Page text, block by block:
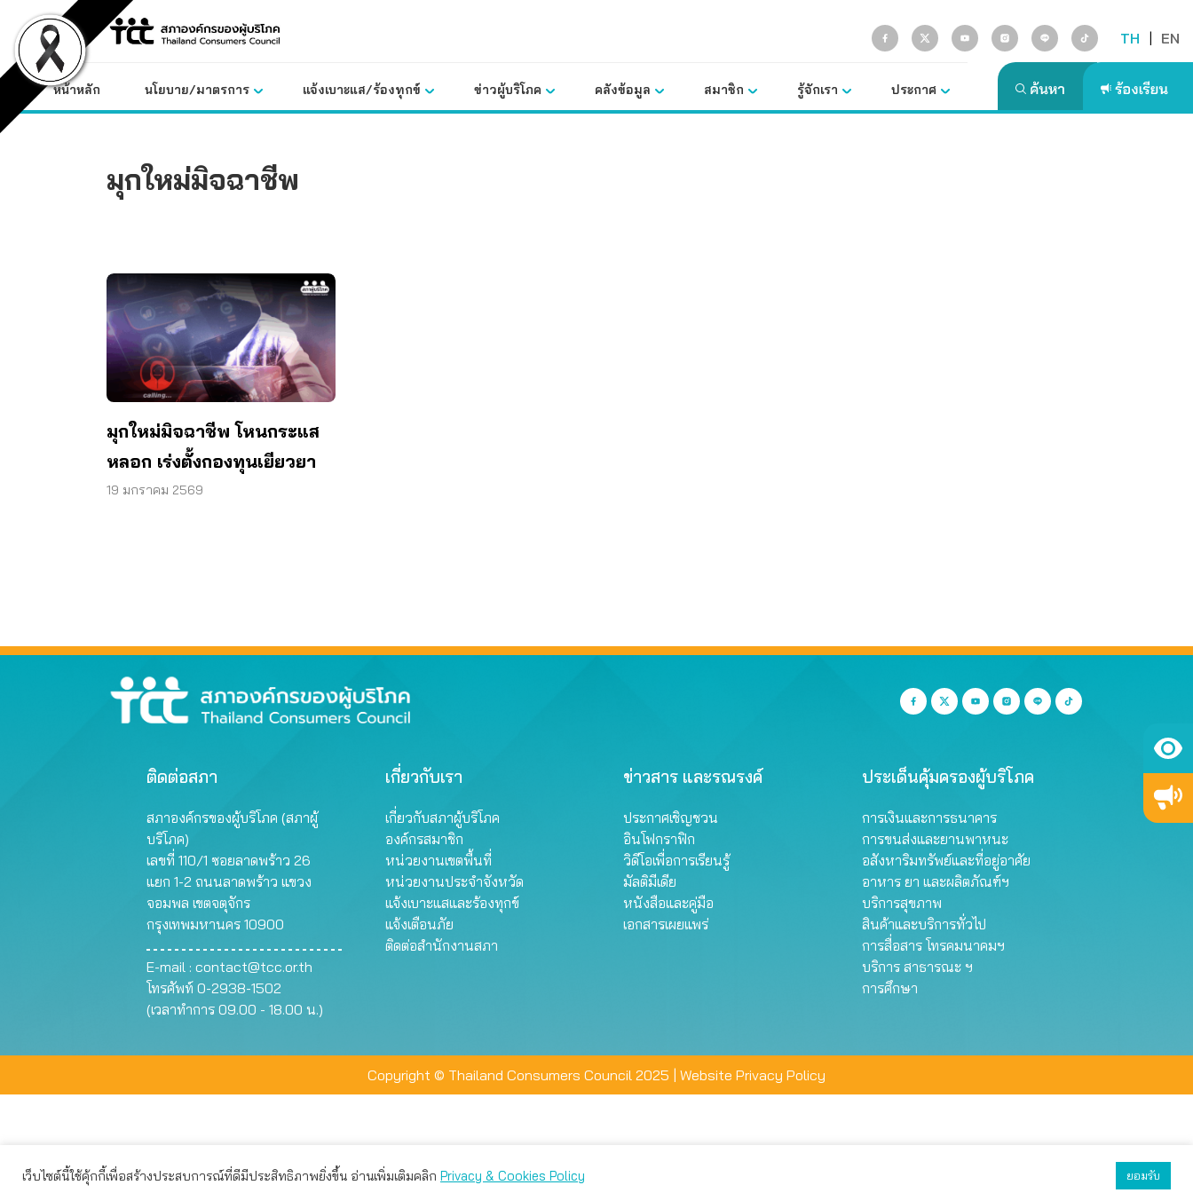
content
TH | EN
หน้าหลัก นโยบาย/มาตรการ แจ้งเบาะแส/ร้องทุกข์ ข่าวผู้บริโภค คลังข้อมูล สมาชิก รู้จักเรา ประกาศ
มุกใหม่มิจฉาชีพ
มุกใหม่มิจฉาชีพ โหนกระแส
หลอก เร่งตั้งกองทุนเยียวยา
19 มกราคม 2569
ติดต่อสภา
สภาองค์กรของผู้บริโภค (สภาผู้
บริโภค)
เลขที่ 110/1 ซอยลาดพร้าว 26
แยก 1-2 ถนนลาดพร้าว แขวง
จอมพล เขตจตุจักร
กรุงเทพมหานคร 10900
E-mail : contact@tcc.or.th
โทรศัพท์ 0-2938-1502
(เวลาทำการ 09.00 - 18.00 น.)
เกี่ยวกับเรา
เกี่ยวกับสภาผู้บริโภค
องค์กรสมาชิก
หน่วยงานเขตพื้นที่
หน่วยงานประจำจังหวัด
แจ้งเบาะแสและร้องทุกข์
แจ้งเตือนภัย
ติดต่อสำนักงานสภา
ข่าวสาร และรณรงค์
ประกาศเชิญชวน
อินโฟกราฟิก
วิดีโอเพื่อการเรียนรู้
มัลติมีเดีย
หนังสือและคู่มือ
เอกสารเผยแพร่
ประเด็นคุ้มครองผู้บริโภค
การเงินและการธนาคาร
การขนส่งและยานพาหนะ
อสังหาริมทรัพย์และที่อยู่อาศัย
อาหาร ยา และผลิตภัณฑ์ฯ
บริการสุขภาพ
สินค้าและบริการทั่วไป
การสื่อสาร โทรคมนาคมฯ
บริการ สาธารณะ ฯ
การศึกษา
Copyright © Thailand Consumers Council 2025 | Website Privacy Policy
เว็บไซต์นี้ใช้คุ้กกี้เพื่อสร้างประสบการณ์ที่ดีมีประสิทธิภาพยิ่งขึ้น อ่านเพิ่มเติมคลิก Privacy & Cookies Policy ยอมรับ
เว็บไซต์นี้ใช้คุกกี้เพื่อมอบประสบการณ์การใช้งานที่ดีให้แก่ท่าน คุณสามารถเลือกตั้งค่าความเป็นส่วนตัวได้